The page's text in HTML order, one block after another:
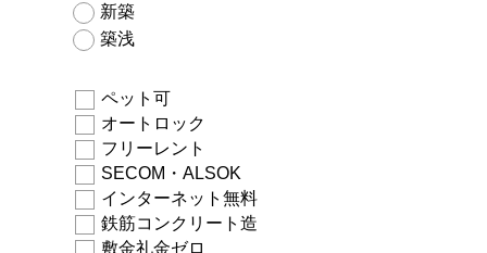
新築
築浅
ペット可
オートロック
フリーレント
SECOM・ALSOK
インターネット無料
鉄筋コンクリート造
敷金礼金ゼロ